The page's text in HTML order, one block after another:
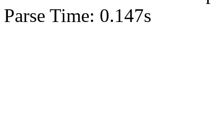
Parse Time: 0.147s